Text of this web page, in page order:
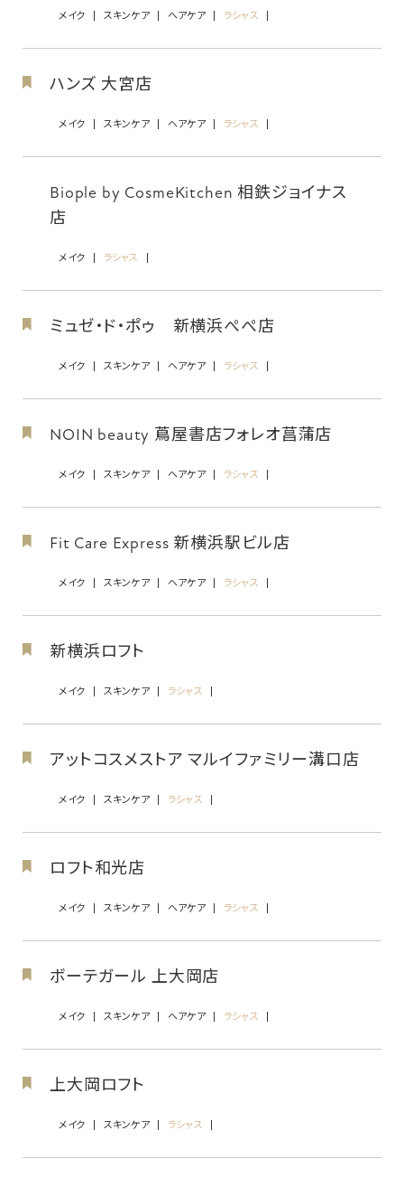
メイク スキンケア ヘアケア ラシャス
ハンズ 大宮店
メイク スキンケア ヘアケア ラシャス
Biople by CosmeKitchen 相鉄ジョイナス
店
メイク ラシャス
ミュゼ・ド・ポゥ 新横浜ぺぺ店
メイク スキンケア ヘアケア ラシャス
NOIN beauty 蔦屋書店フォレオ菖蒲店
メイク スキンケア ヘアケア ラシャス
Fit Care Express 新横浜駅ビル店
メイク スキンケア ヘアケア ラシャス
新横浜ロフト
メイク スキンケア ラシャス
アットコスメストア マルイファミリー溝口店
メイク スキンケア ラシャス
ロフト和光店
メイク スキンケア ヘアケア ラシャス
ボーテガール 上大岡店
メイク スキンケア ヘアケア ラシャス
上大岡ロフト
メイク スキンケア ラシャス